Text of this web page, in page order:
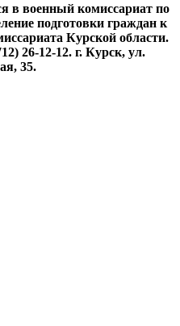
в военный комиссариат по
подготовки граждан к
Курской области.
26-12-12. г. Курск, ул.
35.